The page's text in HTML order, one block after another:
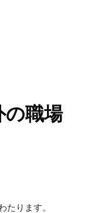
の職場
たります。